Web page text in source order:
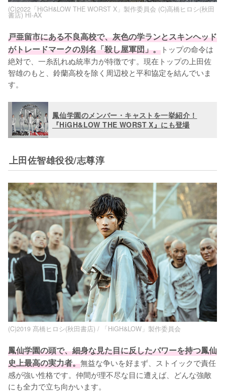
(C)2022「HiGH&LOW THE WORST X」製作委員会 (C)高橋ヒロシ(秋田
書店) HI-AX
戸亜留市にある不良高校で、灰色の学ランとスキンヘッド
がトレードマークの別名「殺し屋軍団」。 トップの命令は
絶対で、一糸乱れぬ統率力が特徴です。現在トップの上田佐
智雄のもと、鈴蘭高校を除く周辺校と平和協定を結んでいま
す。
鳳仙学園のメンバー・キャストを一挙紹介！
『HiGH&LOW THE WORST X』にも登場
上田佐智雄役役/志尊淳
(C)2019 髙橋ヒロシ(秋田書店) / 「HiGH&LOW」製作委員会
鳳仙学園の頭で、細身な見た目に反したパワーを持つ鳳仙
史上最高の実力者。無益な争いを好まず、ストイックで責任
感が強い性格です。仲間が理不尽な目に遭えば、どんな強敵
にも全力で立ち向かいます。